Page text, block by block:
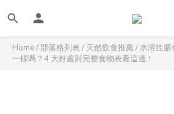
Home/部落格列表 / 天然飲食推薦 /水溶性膳
一樣嗎？4 大好處與完整食物表看這邊！